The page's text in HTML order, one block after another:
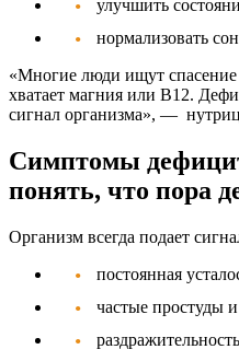
улучшить
нормализовать
«Многие люди ищут
хватает магния или B12.
сигнал организма», —
Симптомы
понять, что пора
Организм всегда подает
постоянная
частые простуды